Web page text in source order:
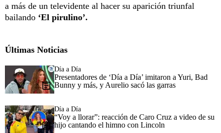
a más de un televidente al hacer su aparición triunfal
bailando ‘El pirulino’.
Últimas Noticias
Día a Día
Presentadores de ‘Día a Día’ imitaron a Yuri, Bad
Bunny y más, y Aurelio sacó las garras
Día a Día
“Voy a llorar”: reacción de Caro Cruz a video de su
hijo cantando el himno con Lincoln